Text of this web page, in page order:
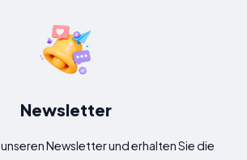
Newsletter
Newsletter und erhalten Sie die